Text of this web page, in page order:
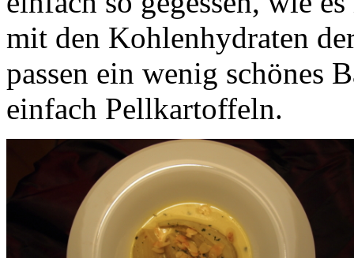
mit den Kohlenhydraten
passen ein wenig schönes
einfach Pellkartoffeln.